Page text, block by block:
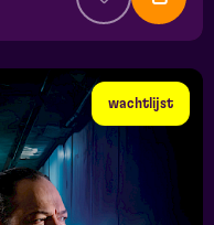
wachtlijst